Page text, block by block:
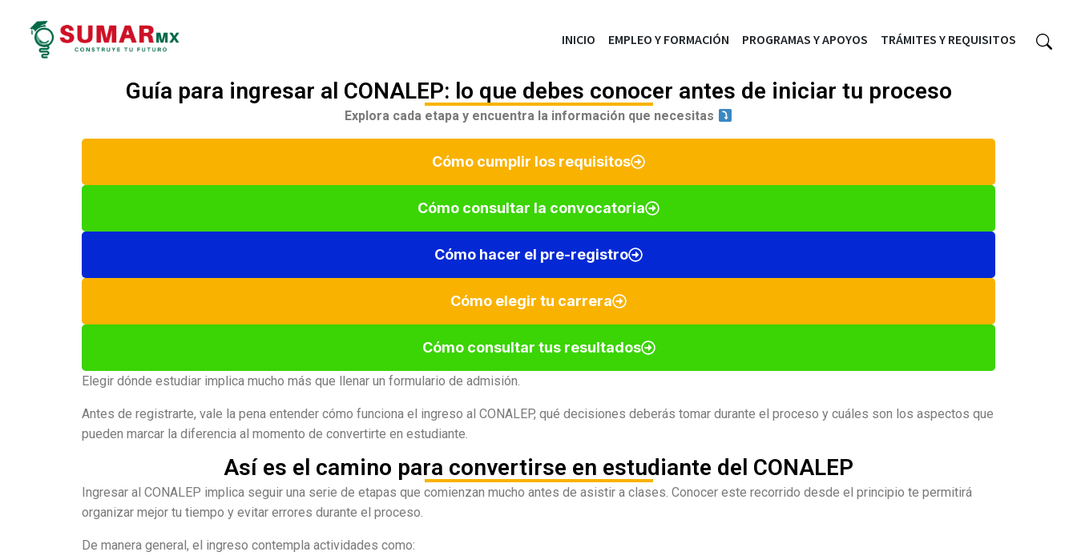
INICIO EMPLEO Y FORMACIÓN PROGRAMAS Y APOYOS TRÁMITES Y REQUISITOS
Guía para ingresar al CONALEP: lo que debes conocer antes de iniciar tu proceso
Explora cada etapa y encuentra la información que necesitas
Cómo cumplir los requisitos
Cómo consultar la convocatoria
Cómo hacer el pre-registro
Cómo elegir tu carrera
Cómo consultar tus resultados
Elegir dónde estudiar implica mucho más que llenar un formulario de admisión.
Antes de registrarte, vale la pena entender cómo funciona el ingreso al CONALEP, qué decisiones deberás tomar durante el proceso y cuáles son los aspectos que
pueden marcar la diferencia al momento de convertirte en estudiante.
Así es el camino para convertirse en estudiante del CONALEP
Ingresar al CONALEP implica seguir una serie de etapas que comienzan mucho antes de asistir a clases. Conocer este recorrido desde el principio te permitirá
organizar mejor tu tiempo y evitar errores durante el proceso.
De manera general, el ingreso contempla actividades como: